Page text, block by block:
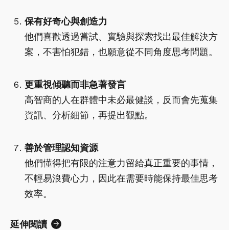
保有好奇心與創造力
他們喜歡透過嘗試、實驗與探索找出最佳解決方
案，不害怕犯錯，也願意從不同角度思考問題。
更重視傾聽而非急著發言
高智商的人在群體中未必最健談，反而會先蒐集
資訊、分析細節，再提出觀點。
善於管理認知資源
他們懂得把有限的注意力留給真正重要的事情，
不輕易浪費心力，因此在需要時能保持最佳思考
效率。
延伸閱讀